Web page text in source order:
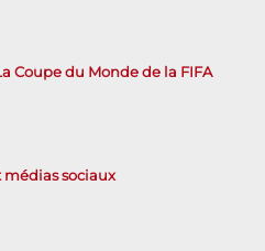
Coupe du Monde de la FIFA
médias sociaux